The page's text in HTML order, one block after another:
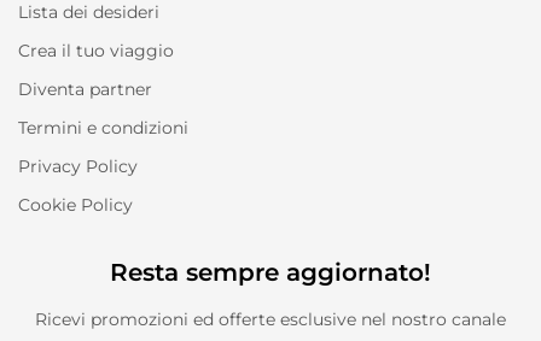
Lista dei desideri
Crea il tuo viaggio
Diventa partner
Termini e condizioni
Privacy Policy
Cookie Policy
Resta sempre aggiornato!
Ricevi promozioni ed offerte esclusive nel nostro canale